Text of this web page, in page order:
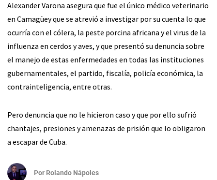
Alexander Varona asegura que fue el único médico veterinario
en Camagüey que se atrevió a investigar por su cuenta lo que
ocurría con el cólera, la peste porcina africana y el virus de la
influenza en cerdos y aves, y que presentó su denuncia sobre
el manejo de estas enfermedades en todas las instituciones
gubernamentales, el partido, fiscalía, policía económica, la
contrainteligencia, entre otras.
Pero denuncia que no le hicieron caso y que por ello sufrió
chantajes, presiones y amenazas de prisión que lo obligaron
a escapar de Cuba.
Por Rolando Nápoles